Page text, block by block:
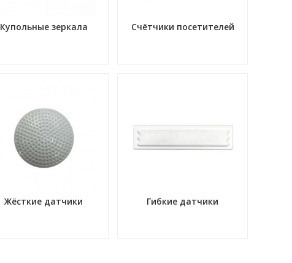
Купольные зеркала Счётчики посетителей
Жёсткие датчики Гибкие датчики